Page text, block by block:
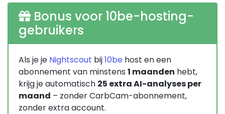
Bonus voor 10be-hosting-
gebruikers
Als je je Nightscout bij10be host en een
abonnement van minstens 1 maanden hebt,
krijg je automatisch 25 extra AI-analyses per
maand – zonder CarbCam-abonnement,
zonder extra account.